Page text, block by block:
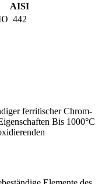
AISI
442
ferritischer Chrom-
Bis 1000°C